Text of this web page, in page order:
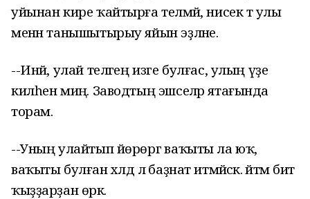
уйынан кире ҡайтырға теләмәй, нисек тә улы
менән танышытырыу яйын эҙләне.
--Инәй, улай теләгең изге булғас, улың үҙе
килһен миңә. Заводтың эшселәр ятағында
торам.
--Уның улайтып йөрөргә ваҡыты ла юҡ,
ваҡыты булған хәлдә лә баҙнат итмәйәсәк. әйтәм бит
ҡыҙҙарҙан өркә.